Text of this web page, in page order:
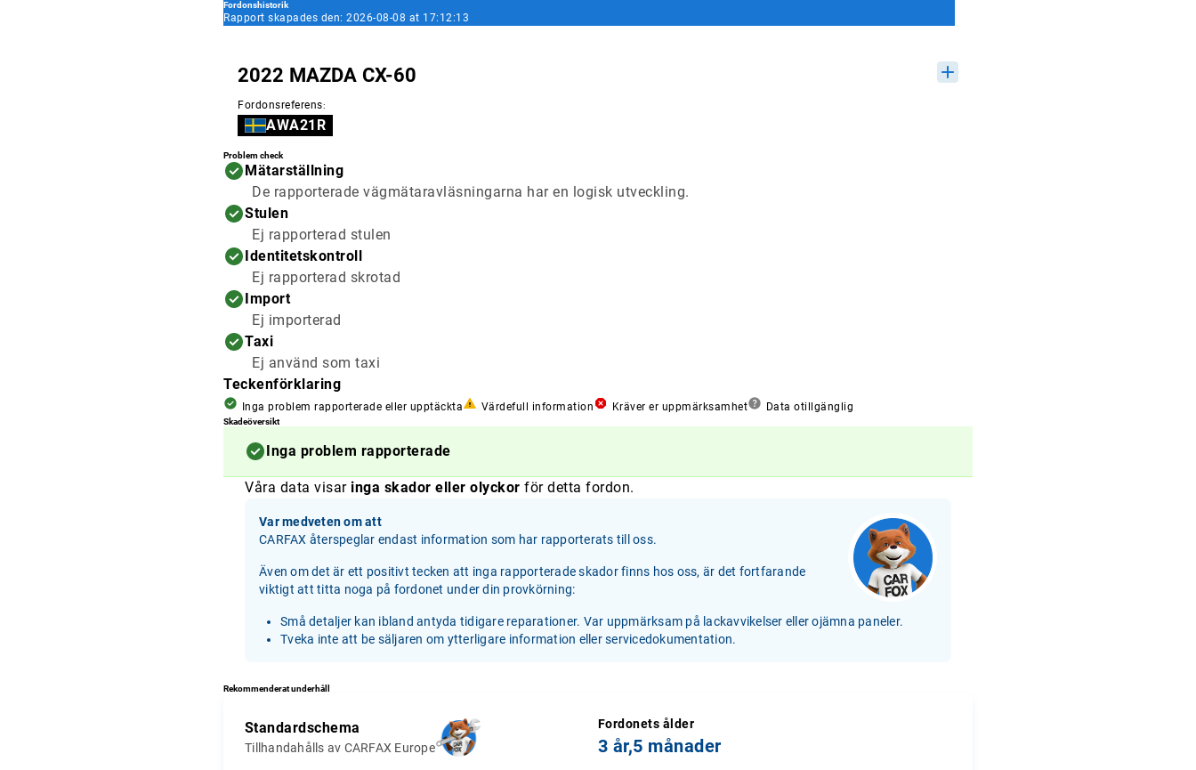
Fordonshistorik
Rapport skapades den: 2026-08-08 at 17:12:13
2022 MAZDA CX-60
Fordonsreferens:
AWA21R
Problem check
Mätarställning
De rapporterade vägmätaravläsningarna har en logisk utveckling.
Stulen
Ej rapporterad stulen
Identitetskontroll
Ej rapporterad skrotad
Import
Ej importerad
Taxi
Ej använd som taxi
Teckenförklaring
Inga problem rapporterade eller upptäckta Värdefull information Kräver er uppmärksamhet Data otillgänglig
Skadeöversikt
Inga problem rapporterade
Våra data visar inga skador eller olyckor för detta fordon.
Var medveten om att
CARFAX återspeglar endast information som har rapporterats till oss.
Även om det är ett positivt tecken att inga rapporterade skador finns hos oss, är det fortfarande
viktigt att titta noga på fordonet under din provkörning:
Små detaljer kan ibland antyda tidigare reparationer. Var uppmärksam på lackavvikelser eller ojämna paneler.
Tveka inte att be säljaren om ytterligare information eller servicedokumentation.
Rekommenderat underhåll
Standardschema
Tillhandahålls av CARFAX Europe
Fordonets ålder
3 år,5 månader